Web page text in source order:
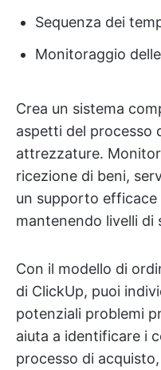
Sequenza dei
Monitoraggio
Crea un sistema
aspetti del processo
attrezzature.
ricezione di beni,
un supporto
mantenendo livelli di
Con il modello di
di ClickUp, puoi
potenziali problemi
aiuta a identificare i
processo di